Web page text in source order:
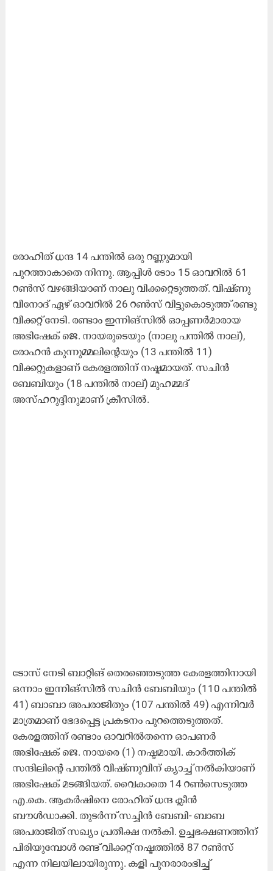
രോഹിത് ധന്ദ 14 പന്തിൽ ഒരു റണ്ണുമായി
പുറത്താകാതെ നിന്നു. ആപ്പിൾ ടോം 15 ഓവറിൽ 61
റൺസ് വഴങ്ങിയാണ് നാലു വിക്കറ്റെടുത്തത്. വിഷ്ണു
വിനോദ് ഏഴ് ഓവറിൽ 26 റൺസ് വിട്ടുകൊടുത്ത് രണ്ടു
വിക്കറ്റ് നേടി. രണ്ടാം ഇന്നിങ്സിൽ ഓപ്പണർമാരായ
അഭിഷേക് ജെ. നായരുടെയും (നാലു പന്തിൽ നാല്),
രോഹൻ കുന്നുമ്മലിന്‍റെയും (13 പന്തിൽ 11)
വിക്കറ്റുകളാണ് കേരളത്തിന് നഷ്ടമായത്. സചിൻ
ബേബിയും (18 പന്തിൽ നാല്) മുഹമ്മദ്
അസ്ഹറുദ്ദീനുമാണ് ക്രീസിൽ.
ടോസ് നേടി ബാറ്റിങ് തെരഞ്ഞെടുത്ത കേരളത്തിനായി
ഒന്നാം ഇന്നിങ്സിൽ സചിൻ ബേബിയും (110 പന്തിൽ
41) ബാബാ അപരാജിതും (107 പന്തിൽ 49) എന്നിവർ
മാത്രമാണ് ഭേദപ്പെട്ട പ്രകടനം പുറത്തെടുത്തത്.
കേരളത്തിന് രണ്ടാം ഓവറിൽതന്നെ ഓപണർ
അഭിഷേക് ജെ. നായരെ (1) നഷ്ടമായി. കാർത്തിക്
സന്ദിലിന്റെ പന്തിൽ വിഷ്ണുവിന് ക്യാച്ച് നൽകിയാണ്
അഭിഷേക് മടങ്ങിയത്. വൈകാതെ 14 റൺസെടുത്ത
എ.കെ. ആകർഷിനെ രോഹിത് ധന്ദ ക്ലീൻ
ബൗൾഡാക്കി. തുടർന്ന് സച്ചിൻ ബേബി- ബാബ
അപരാജിത് സഖ്യം പ്രതീക്ഷ നൽകി. ഉച്ചഭക്ഷണത്തിന്
പിരിയുമ്പോൾ രണ്ട് വിക്കറ്റ് നഷ്ടത്തിൽ 87 റൺസ്
എന്ന നിലയിലായിരുന്നു. കളി പുനരാരംഭിച്ച്